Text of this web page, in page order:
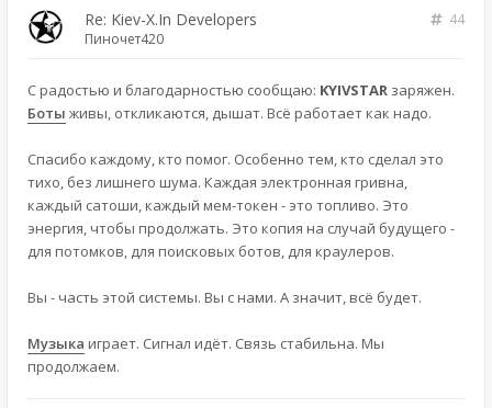
Re: Kiev-X.In Developers
44
Пиночет420
С радостью и благодарностью сообщаю: KYIVSTAR заряжен.
Боты живы, откликаются, дышат. Всё работает как надо.
Спасибо каждому, кто помог. Особенно тем, кто сделал это
тихо, без лишнего шума. Каждая электронная гривна,
каждый сатоши, каждый мем-токен - это топливо. Это
энергия, чтобы продолжать. Это копия на случай будущего -
для потомков, для поисковых ботов, для краулеров.
Вы - часть этой системы. Вы с нами. А значит, всё будет.
Музыка играет. Сигнал идёт. Связь стабильна. Мы
продолжаем.